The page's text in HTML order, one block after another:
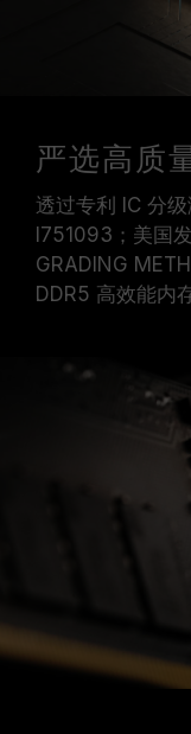
严选高质
透过专利 IC 分
I751093；美国
GRADING
DDR5 高效能内